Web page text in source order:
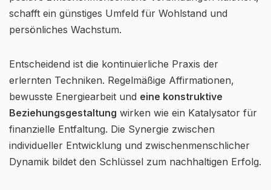
schafft ein günstiges Umfeld für Wohlstand und
persönliches Wachstum.
Entscheidend ist die kontinuierliche Praxis der
erlernten Techniken. Regelmäßige Affirmationen,
bewusste Energiearbeit und eine konstruktive
Beziehungsgestaltung wirken wie ein Katalysator für
finanzielle Entfaltung. Die Synergie zwischen
individueller Entwicklung und zwischenmenschlicher
Dynamik bildet den Schlüssel zum nachhaltigen Erfolg.